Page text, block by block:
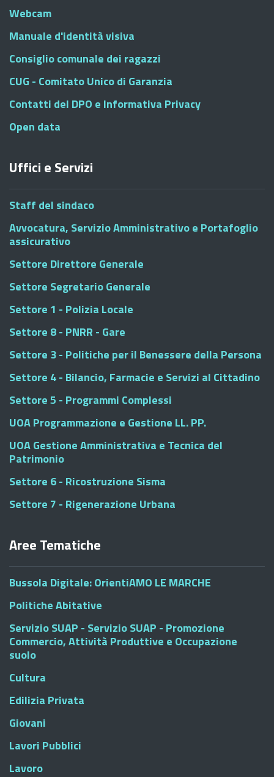
Webcam
Manuale d'identità visiva
Consiglio comunale dei ragazzi
CUG - Comitato Unico di Garanzia
Contatti del DPO e Informativa Privacy
Open data
Uffici e Servizi
Staff del sindaco
Avvocatura, Servizio Amministrativo e Portafoglio
assicurativo
Settore Direttore Generale
Settore Segretario Generale
Settore 1 - Polizia Locale
Settore 8 - PNRR - Gare
Settore 3 - Politiche per il Benessere della Persona
Settore 4 - Bilancio, Farmacie e Servizi al Cittadino
Settore 5 - Programmi Complessi
UOA Programmazione e Gestione LL. PP.
UOA Gestione Amministrativa e Tecnica del
Patrimonio
Settore 6 - Ricostruzione Sisma
Settore 7 - Rigenerazione Urbana
Aree Tematiche
Bussola Digitale: OrientiAMO LE MARCHE
Politiche Abitative
Servizio SUAP - Servizio SUAP - Promozione
Commercio, Attività Produttive e Occupazione
suolo
Cultura
Edilizia Privata
Giovani
Lavori Pubblici
Lavoro